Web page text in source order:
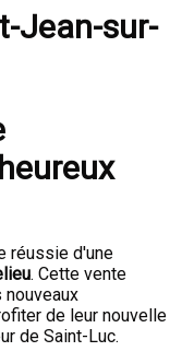
Jean-sur-
réussie d'une
. Cette vente
de leur nouvelle
de Saint-Luc.